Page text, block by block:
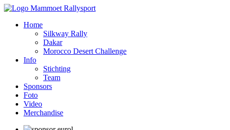
Home
Silkway Rally
Dakar
Morocco Desert Challenge
Info
Stichting
Team
Sponsors
Foto
Video
Merchandise